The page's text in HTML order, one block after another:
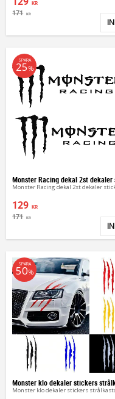
KR
171 KR
Monster Racing dekal 2st dekaler
129 KR
171 KR
SPARA
25 %
Monster klo dekaler stickers
SPARA
50%